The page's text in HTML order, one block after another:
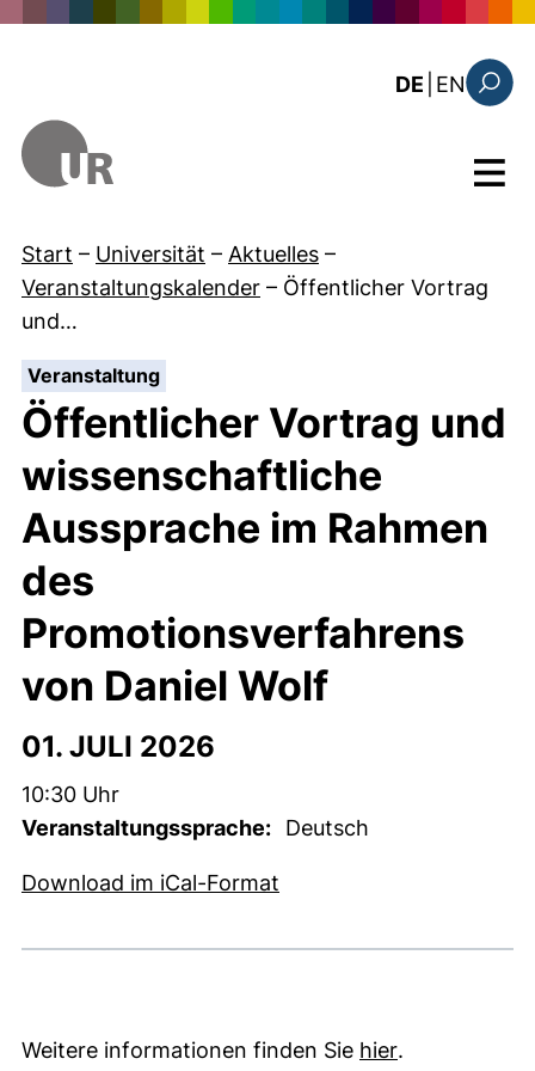
DE EN: the
Menü
Start – Universität – Aktuelles –
Veranstaltungskalender – Öffentlicher Vortrag
und…
Veranstaltung:
Öffentlicher Vortrag und
wissenschaftliche
Aussprache im Rahmen
des
Promotionsverfahrens
von Daniel Wolf
01. JULI 2026
Zeit:
10:30 Uhr
Veranstaltungssprache:
Deutsch
Download im iCal-Format
Weitere informationen finden Sie hier(öffnet
.